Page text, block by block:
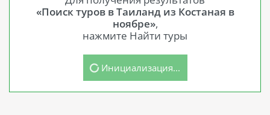
«Поиск туров в Таиланд из Костаная в
ноябре»,
нажмите Найти туры
Инициализация...